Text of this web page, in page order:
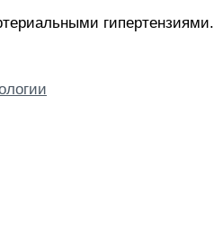
гипертензиями.